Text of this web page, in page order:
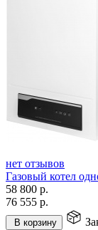
нет отзывов
Газовый котел
58 800 р.
76 555 р.
В корзину